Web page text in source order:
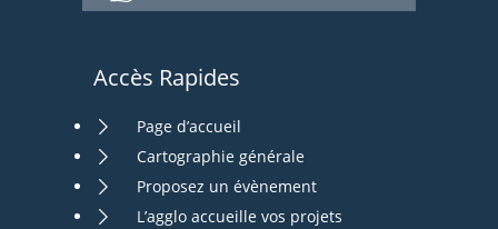
Accès Rapides
Page d’accueil
Cartographie générale
Proposez un évènement
L’agglo accueille vos projets